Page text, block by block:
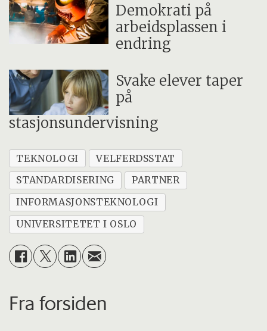
Demokrati på
arbeidsplassen i
endring
Svake elever taper
på
stasjonsundervisning
TEKNOLOGI
VELFERDSSTAT
STANDARDISERING
PARTNER
INFORMASJONSTEKNOLOGI
UNIVERSITETET I OSLO
Fra forsiden